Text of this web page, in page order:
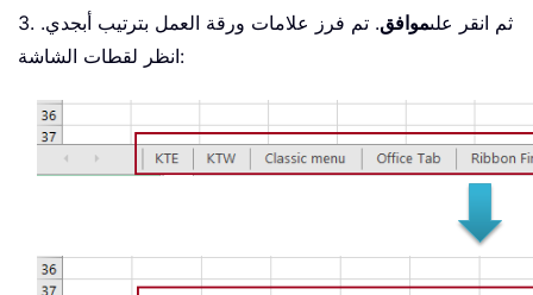
3. ثم انقر علىموافق. تم فرز علامات ورقة العمل بترتيب أبجدي.
انظر لقطات الشاشة: